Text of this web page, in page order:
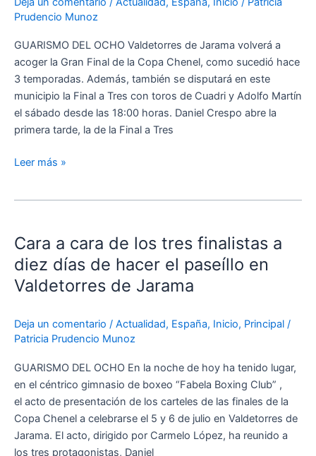
Prudencio Munoz
GUARISMO DEL OCHO Valdetorres de Jarama volverá a
acoger la Gran Final de la Copa Chenel, como sucedió hace
3 temporadas. Además, también se disputará en este
municipio la Final a Tres con toros de Cuadri y Adolfo Martín
el sábado desde las 18:00 horas. Daniel Crespo abre la
primera tarde, la de la Final a Tres
semana
cita
con
la
historia
de
Crespo,
y
Leer más »
Cara a cara de los tres finalistas a
diez días de hacer el paseíllo en
Valdetorres de Jarama
Deja un comentario / Actualidad, España, Inicio, Principal /
Patricia Prudencio Munoz
GUARISMO DEL OCHO En la noche de hoy ha tenido lugar,
en el céntrico gimnasio de boxeo “Fabela Boxing Club” ,
el acto de presentación de los carteles de las finales de la
Copa Chenel a celebrarse el 5 y 6 de julio en Valdetorres de
Jarama. El acto, dirigido por Carmelo López, ha reunido a
los tres protagonistas, Daniel
cara
de
los
tres
a
diez
días
hacer
el
paseíllo
en